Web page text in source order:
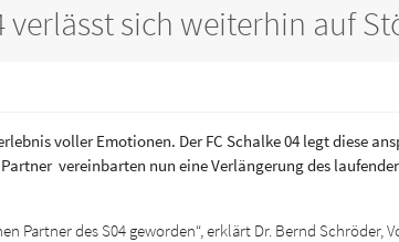
verlässt sich weiterhin auf
voller Emotionen. Der FC Schalke 04 legt diese
vereinbarten nun eine Verlängerung des
Partner des S04 geworden“, erklärt Dr. Bernd Schröder,